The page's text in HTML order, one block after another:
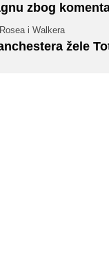
zbog
i Walkera
žele